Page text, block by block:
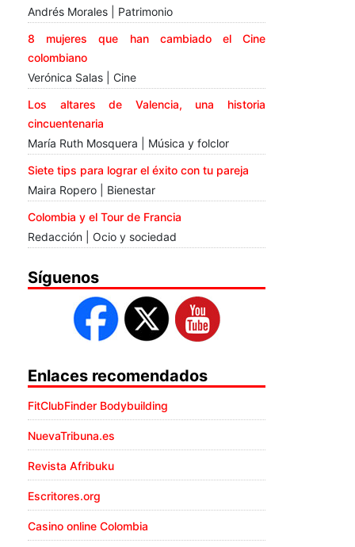
Andrés Morales | Patrimonio
8 mujeres que han cambiado el Cine
colombiano
Verónica Salas | Cine
Los altares de Valencia, una historia
cincuentenaria
María Ruth Mosquera | Música y folclor
Siete tips para lograr el éxito con tu pareja
Maira Ropero | Bienestar
Colombia y el Tour de Francia
Redacción | Ocio y sociedad
Síguenos
Enlaces recomendados
FitClubFinder Bodybuilding
NuevaTribuna.es
Revista Afribuku
Escritores.org
Casino online Colombia